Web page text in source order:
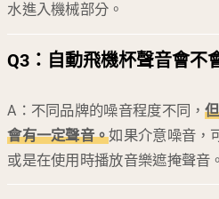
水進入機械部分。
Q3： 自動飛機杯聲音會不
A：不同品牌的噪音程度不同，
會有一定聲音。如果介意噪音，
或是在使用時播放音樂遮掩聲音。